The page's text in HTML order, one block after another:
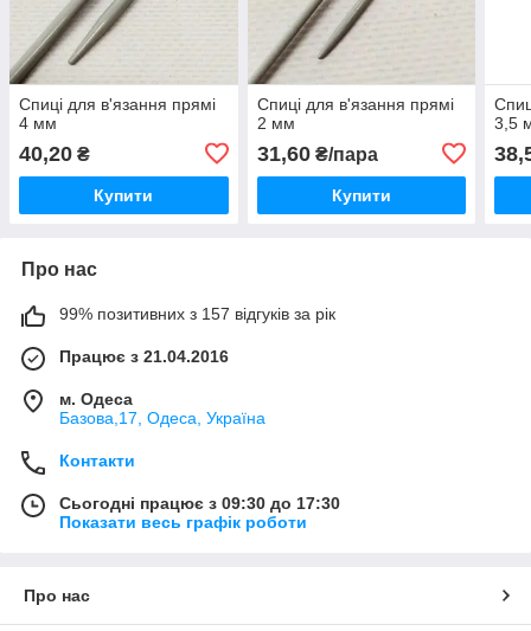
Спиці для в'язання прямі
4 мм
40,20 ₴
Купити
Спиці для в'язання прямі
2 мм
31,60₴/пара
Купити
3,5
Про нас
99% позитивних з 157 відгуків за рік
Працює з 21.04.2016
м. Одеса
Базова,17, Одеса, Україна
Контакти
Сьогодні працює з 09:30 до 17:30
Показати весь графік роботи
Про нас